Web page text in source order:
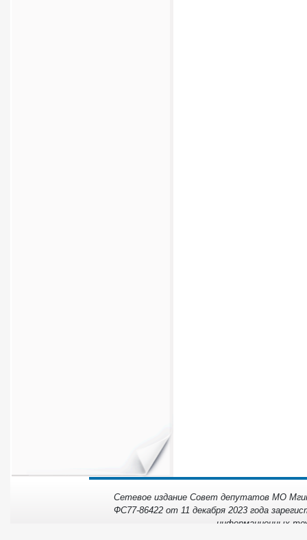
Сетевое издание Совет депутатов МО
ФС77-86422 от 11 декабря 2023 года
информационных